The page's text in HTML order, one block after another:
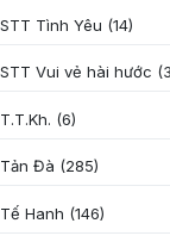
STT Tình Yêu (14)
STT Vui vẻ hài hước
T.T.Kh. (6)
Tản Đà (285)
Tế Hanh (146)